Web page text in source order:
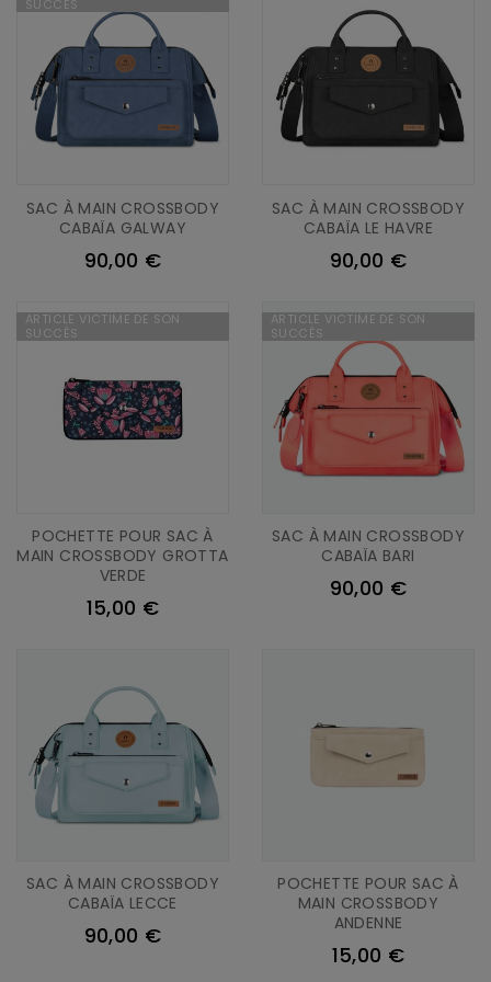
SAC À MAIN CROSSBODY
CABAÏA GALWAY
90,00 €
SUCCÈS
SAC À MAIN CROSSBODY
CABAÏA LE HAVRE
90,00 €
POCHETTE POUR SAC À
MAIN CROSSBODY GROTTA
VERDE
15,00 €
ARTICLE VICTIME DE SON
SUCCÈS
SAC À MAIN CROSSBODY
CABAÏA BARI
90,00 €
ARTICLE VICTIME DE SON
SUCCÈS
SAC À MAIN CROSSBODY
CABAÏA LECCE
90,00 €
POCHETTE POUR SAC À
MAIN CROSSBODY
ANDENNE
15,00 €